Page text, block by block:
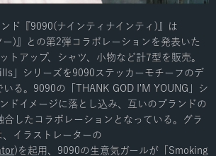
ド『9090(ナインティナインティ)』は
ー)』との第2弾コラボレーションを発表いた
トアップ、シャツ、小物など計7型を販売。
」シリーズを9090ステッカーモチーフのデ
いる。9090の「THANK GOD I'M YOUNG」シ
ドイメージに落とし込み、互いのブランドの
合したコラボレーションとなっている。グラ
、イラストレーターの
)を起用、9090の生意気ガールが「Smoking